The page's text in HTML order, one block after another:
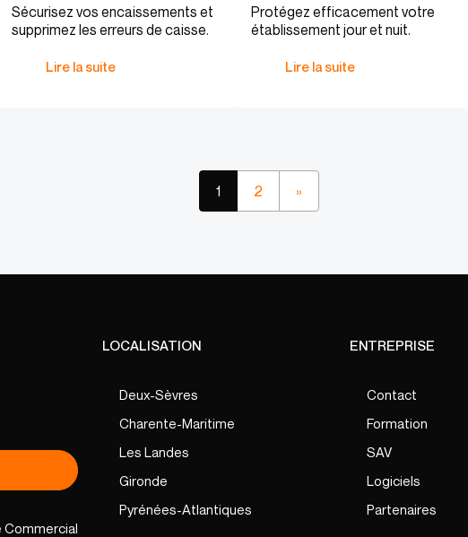
Sécurisez vos encaissements et
supprimez les erreurs de caisse.
Lire la suite
Protégez efficacement votre
établissement jour et nuit.
Lire la suite
1 2 »
LOCALISATION
Deux-Sèvres
Charente-Maritime
Les Landes
Gironde
Pyrénées-Atlantiques
ENTREPRISE
Contact
Formation
SAV
Logiciels
Partenaires